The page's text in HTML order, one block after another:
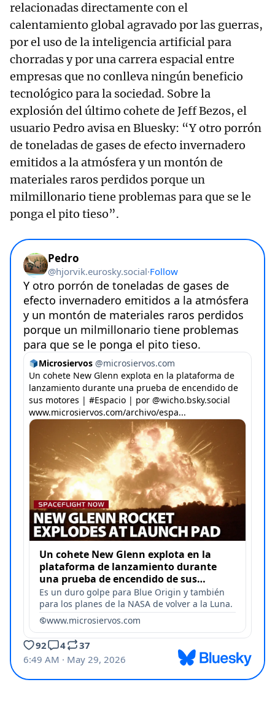
relacionadas directamente con el
calentamiento global agravado por las guerras,
por el uso de la inteligencia artificial para
chorradas y por una carrera espacial entre
empresas que no conlleva ningún beneficio
tecnológico para la sociedad. Sobre la
explosión del último cohete de Jeff Bezos, el
usuario Pedro avisa en Bluesky: “Y otro porrón
de toneladas de gases de efecto invernadero
emitidos a la atmósfera y un montón de
materiales raros perdidos porque un
milmillonario tiene problemas para que se le
ponga el pito tieso”.